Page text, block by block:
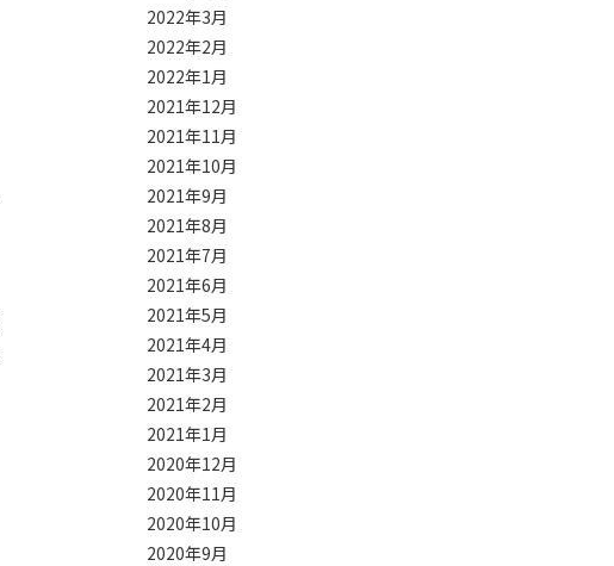
2022年3月
2022年2月
2022年1月
2021年12月
2021年11月
2021年10月
2021年9月
2021年8月
2021年7月
2021年6月
2021年5月
2021年4月
2021年3月
2021年2月
2021年1月
2020年12月
2020年11月
2020年10月
2020年9月